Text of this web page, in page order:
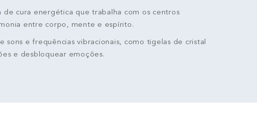
de cura energética que trabalha com os centros
entre corpo, mente e espírito.
sons e frequências vibracionais, como tigelas de cristal
e desbloquear emoções.